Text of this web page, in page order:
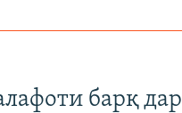
барқ дар